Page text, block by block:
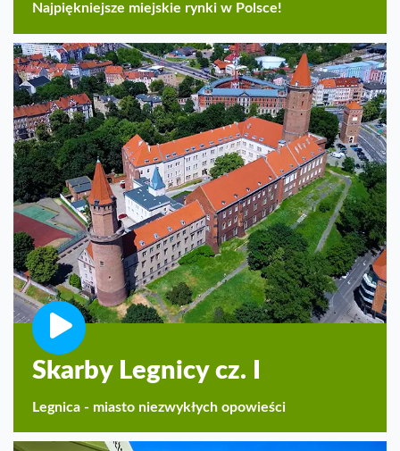
Najpiękniejsze miejskie rynki w Polsce!
Skarby Legnicy cz. I
Legnica - miasto niezwykłych opowieści